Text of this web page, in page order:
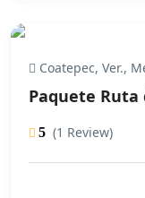
Coatepec, Ver.,
Paquete Ruta
5 (1 Review)